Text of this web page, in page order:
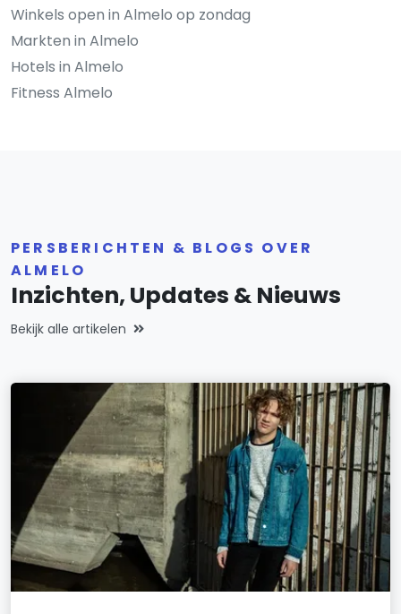
Winkels open in Almelo op zondag
Markten in Almelo
Hotels in Almelo
Fitness Almelo
PERSBERICHTEN & BLOGS OVER
ALMELO
Inzichten, Updates & Nieuws
Bekijk alle artikelen